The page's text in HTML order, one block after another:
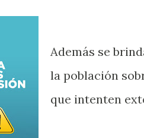
Además se
la población
que intenten